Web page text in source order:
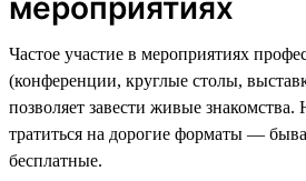
мероприятиях
Частое участие в мероприятиях
(конференции, круглые столы,
позволяет завести живые знакомства.
тратиться на дорогие форматы —
бесплатные.